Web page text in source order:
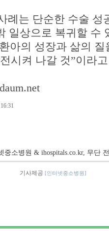
례는 단순한 수술 성
일상으로 복귀할 수
아의 성장과 삶의
시켜 나갈 것”이라
중소병원 & ihospitals.co.kr, 무단
기사제공 [인터넷중소병원]